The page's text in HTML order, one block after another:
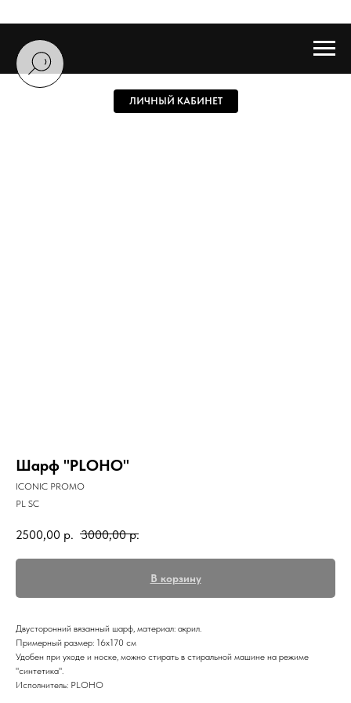
ЛИЧНЫЙ КАБИНЕТ
Шарф "PLOHO"
ICONIC PROMO
PL SC
2500,00 р. 3000,00 р.
В корзину
Двусторонний вязанный шарф, материал: акрил.
Примерный размер: 16х170 см
Удобен при уходе и носке, можно стирать в стиральной машине на режиме
"синтетика".
Исполнитель: PLOHO